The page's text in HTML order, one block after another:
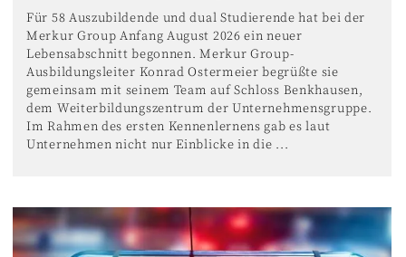
Für 58 Auszubildende und dual Studierende hat bei der
Merkur Group Anfang August 2026 ein neuer
Lebensabschnitt begonnen. Merkur Group-
Ausbildungsleiter Konrad Ostermeier begrüßte sie
gemeinsam mit seinem Team auf Schloss Benkhausen,
dem Weiterbildungszentrum der Unternehmensgruppe.
Im Rahmen des ersten Kennenlernens gab es laut
Unternehmen nicht nur Einblicke in die ...